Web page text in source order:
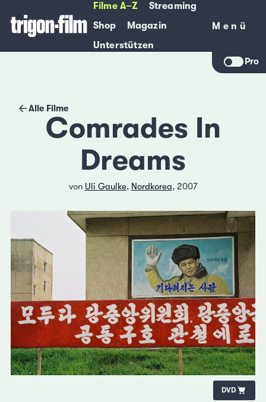
Filme A–Z
Streaming
Shop
Magazin
Unterstützen
Menü
Menü
Pro
Alle Filme
Comrades In
Dreams
von Uli Gaulke, Nordkorea, 2007
DVD